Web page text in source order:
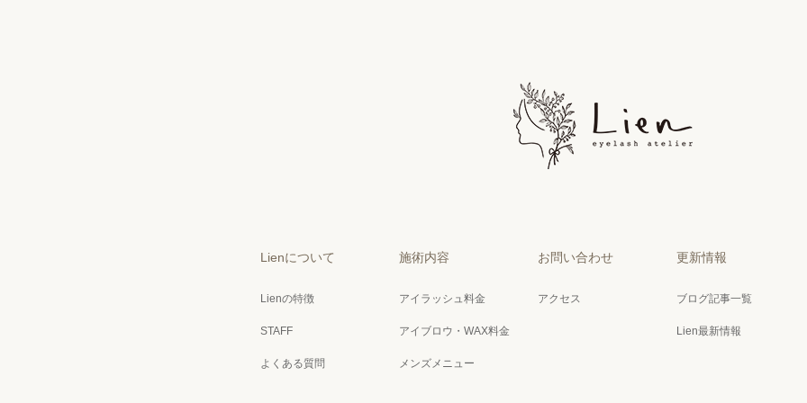
Lienについて
Lienの特徴
STAFF
よくある質問
施術内容
アイラッシュ料金
アイブロウ・WAX料金
メンズメニュー
お問い合わせ
アクセス
更新情報
ブログ記事一覧
Lien最新情報